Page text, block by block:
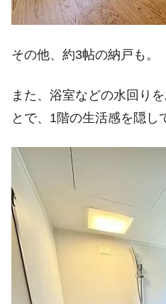
その他、約3帖の納戸も。
また、浴室などの水回り
とで、1階の生活感を隠し